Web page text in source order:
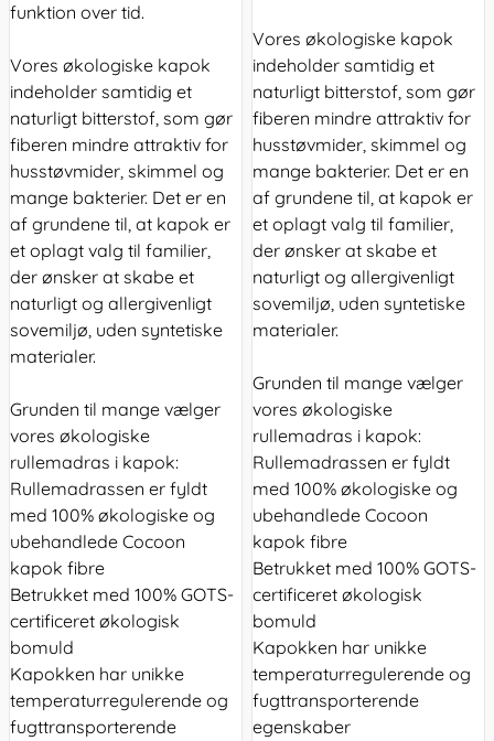
funktion over tid.
Vores økologiske kapok
indeholder samtidig et
naturligt bitterstof, som gør
fiberen mindre attraktiv for
husstøvmider, skimmel og
mange bakterier. Det er en
af grundene til, at kapok er
et oplagt valg til familier,
der ønsker at skabe et
naturligt og allergivenligt
sovemiljø, uden syntetiske
materialer.
Grunden til mange vælger
vores økologiske
rullemadras i kapok:
Rullemadrassen er fyldt
med 100% økologiske og
ubehandlede Cocoon
kapok fibre
Betrukket med 100% GOTS-
certificeret økologisk
bomuld
Kapokken har unikke
temperaturregulerende og
fugttransporterende
Vores økologiske kapok
indeholder samtidig et
naturligt bitterstof, som gør
fiberen mindre attraktiv for
husstøvmider, skimmel og
mange bakterier. Det er en
af grundene til, at kapok er
et oplagt valg til familier,
der ønsker at skabe et
naturligt og allergivenligt
sovemiljø, uden syntetiske
materialer.
Grunden til mange vælger
vores økologiske
rullemadras i kapok:
Rullemadrassen er fyldt
med 100% økologiske og
ubehandlede Cocoon
kapok fibre
Betrukket med 100% GOTS-
certificeret økologisk
bomuld
Kapokken har unikke
temperaturregulerende og
fugttransporterende
egenskaber